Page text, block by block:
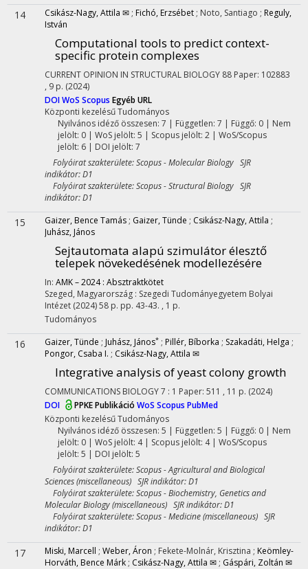
14 Csikász-Nagy, Attila ✉ ; Fichó, Erzsébet ; Noto, Santiago ; Reguly,
István
Computational tools to predict context-
specific protein complexes
CURRENT OPINION IN STRUCTURAL BIOLOGY 88 Paper: 102883
, 9 p. (2024)
DOIWoS Scopus Egyéb URL
Központi kezelésűTudományos
Nyilvános idéző összesen: 7 | Független: 7 | Függő: 0 | Nem
jelölt: 0 | WoS jelölt: 5 | Scopus jelölt: 2 | WoS/Scopus
jelölt: 6 | DOI jelölt: 7
Folyóirat szakterülete: Scopus - Molecular Biology SJR
indikátor: D1
Folyóirat szakterülete: Scopus - Structural Biology SJR
indikátor: D1
15 Gaizer, Bence Tamás ; Gaizer, Tünde ; Csikász-Nagy, Attila ;
Juhász, János
Sejtautomata alapú szimulátor élesztő
telepek növekedésének modellezésére
In: AMK – 2024 : Absztraktkötet
Szeged, Magyarország : Szegedi Tudományegyetem Bolyai
Intézet (2024)58 p. pp. 43-43. , 1 p.
Tudományos
16 Gaizer, Tünde ; Juhász, János* ; Pillér, Bíborka ; Szakadáti, Helga ;
Pongor, Csaba I. ; Csikász-Nagy, Attila ✉
Integrative analysis of yeast colony growth
COMMUNICATIONS BIOLOGY7 : 1 Paper: 511 , 11 p. (2024)
DOI
PPKE Publikáció WoS Scopus PubMed
Központi kezelésűTudományos
Nyilvános idéző összesen: 5 | Független: 5 | Függő: 0 | Nem
jelölt: 0 | WoS jelölt: 4 | Scopus jelölt: 4 | WoS/Scopus
jelölt: 5 | DOI jelölt: 5
Folyóirat szakterülete: Scopus - Agricultural and Biological
Sciences (miscellaneous) SJR indikátor: D1
Folyóirat szakterülete: Scopus - Biochemistry, Genetics and
Molecular Biology (miscellaneous) SJR indikátor: D1
Folyóirat szakterülete: Scopus - Medicine (miscellaneous) SJR
indikátor: D1
17 Miski, Marcell ; Weber, Áron ; Fekete-Molnár, Krisztina ; Keömley-
Horváth, Bence Márk ; Csikász-Nagy, Attila ✉ ; Gáspári, Zoltán ✉